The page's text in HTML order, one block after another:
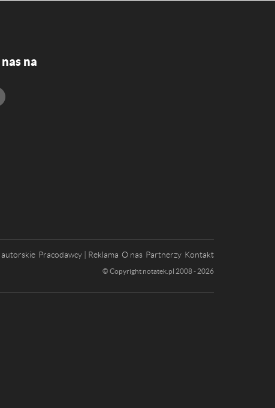
na
autorskie Pracodawcy | Reklama O nas Partnerzy Kontakt
© Copyright notatek.pl 2008 - 2026